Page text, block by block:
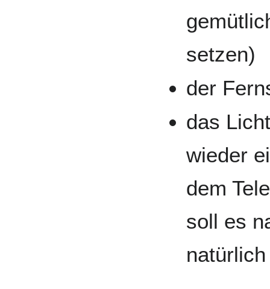
setzen)
der
das
wieder
dem
soll es